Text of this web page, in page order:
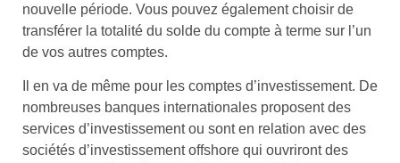
nouvelle période. Vous pouvez également choisir de
transférer la totalité du solde du compte à terme sur l’un
de vos autres comptes.
Il en va de même pour les comptes d’investissement. De
nombreuses banques internationales proposent des
services d’investissement ou sont en relation avec des
sociétés d’investissement offshore qui ouvriront des